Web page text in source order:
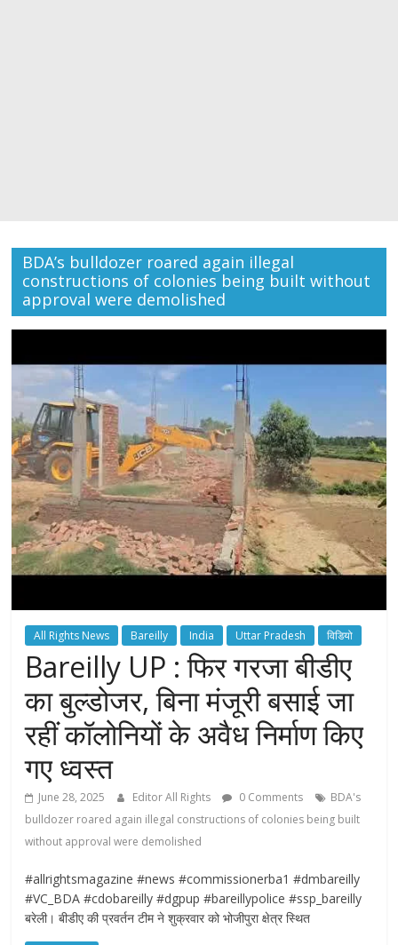
BDA’s bulldozer roared again illegal
constructions of colonies being built without
approval were demolished
All Rights News Bareilly India Uttar Pradesh विडियो
Bareilly UP : फिर गरजा बीडीए
का बुल्डोजर, बिना मंजूरी बसाई जा
रहीं कॉलोनियों के अवैध निर्माण किए
गए ध्वस्त
June 28, 2025 Editor All Rights 0 Comments
BDA's
bulldozer roared again illegal constructions of colonies being built
without approval were demolished
#allrightsmagazine #news #commissionerba1 #dmbareilly
#VC_BDA #cdobareilly #dgpup #bareillypolice #ssp_bareilly
बरेली। बीडीए की प्रवर्तन टीम ने शुक्रवार को भोजीपुरा क्षेत्र स्थित